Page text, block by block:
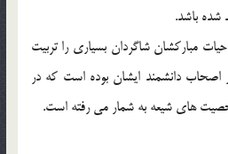
مبارکشان شاگردان بسیاری را تربیت
دانشمند ایشان بوده است که در
های شیعه به شمار می رفته است.